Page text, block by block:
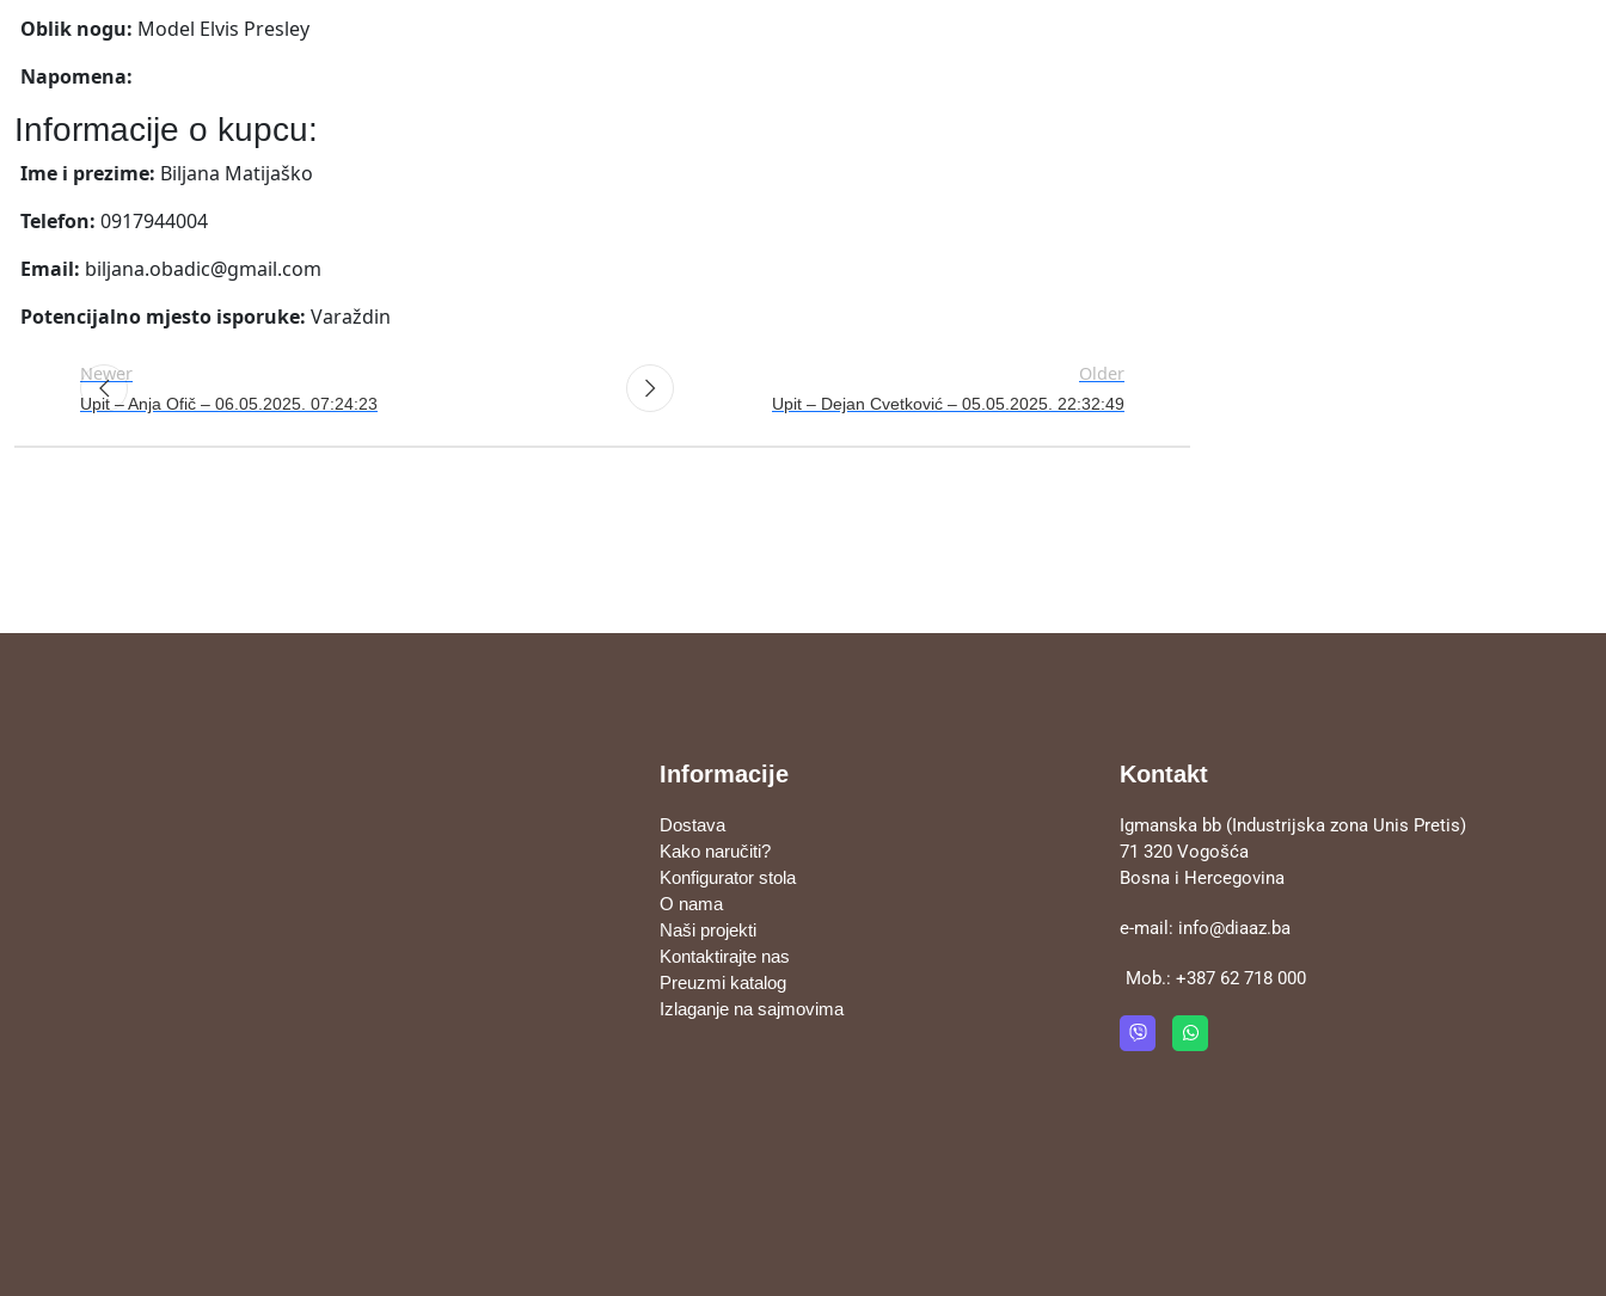
Oblik nogu: Model Elvis Presley
Napomena:
Informacije o kupcu:
Ime i prezime: Biljana Matijaško
Telefon: 0917944004
Email: biljana.obadic@gmail.com
Potencijalno mjesto isporuke: Varaždin
Newer
Upit – Anja Ofič – 06.05.2025. 07:24:23
Older
Upit – Dejan Cvetković – 05.05.2025. 22:32:49
Informacije
Dostava
Kako naručiti?
Konfigurator stola
O nama
Naši projekti
Kontaktirajte nas
Preuzmi katalog
Izlaganje na sajmovima
Kontakt
Igmanska bb (Industrijska zona Unis Pretis)
71 320 Vogošća
Bosna i Hercegovina
e-mail: info@diaaz.ba
Mob.:+387 62 718 000